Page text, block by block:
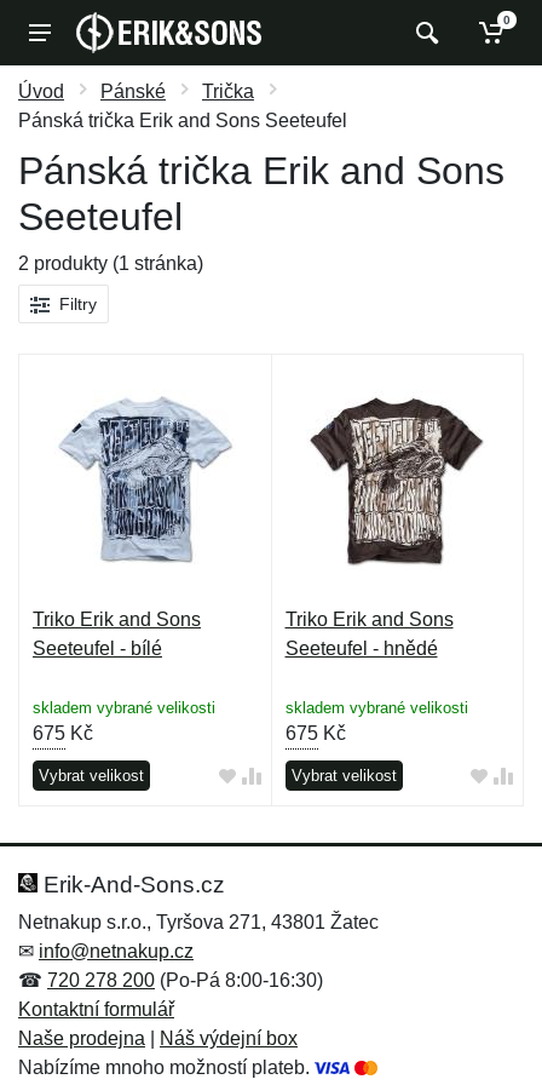
0
Úvod Pánské
Trička
Pánská trička Erik and Sons Seeteufel
Pánská trička Erik and Sons
Seeteufel
2 produkty (1 stránka)
Filtry
Triko Erik and Sons
Seeteufel - bílé
skladem vybrané velikosti
675 Kč
Vybrat velikost
Triko Erik and Sons
Seeteufel - hnědé
skladem vybrané velikosti
675Kč
Vybrat velikost
Erik-And-Sons.cz
Netnakup s.r.o., Tyršova 271, 43801 Žatec
✉ info@netnakup.cz
☎ 720 278 200 (Po-Pá 8:00-16:30)
Kontaktní formulář
Naše prodejna
Náš výdejní box
Nabízíme mnoho možností plateb.